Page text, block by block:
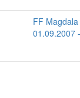
FF Magdala
01.09.2007